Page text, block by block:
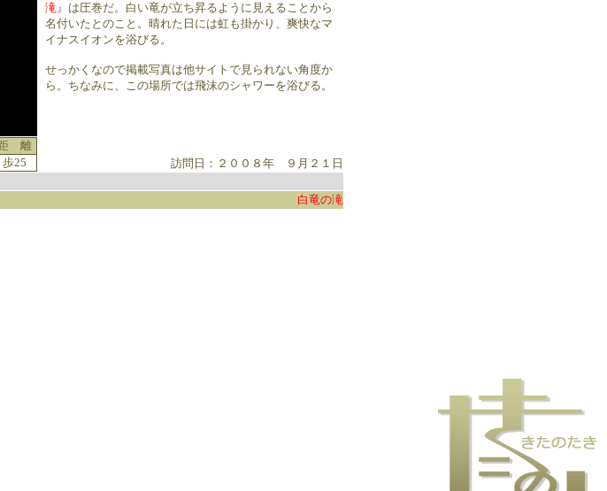
滝』は圧巻だ。白い竜が立ち昇るように見えることから
名付いたとのこと。晴れた日には虹も掛かり、爽快なマ
イナスイオンを浴びる。
せっかくなので掲載写真は他サイトで見られない角度か
ら。ちなみに、この場所では飛沫のシャワーを浴びる。
離
歩25 訪問日：２００８年 ９月２１日
白竜の滝